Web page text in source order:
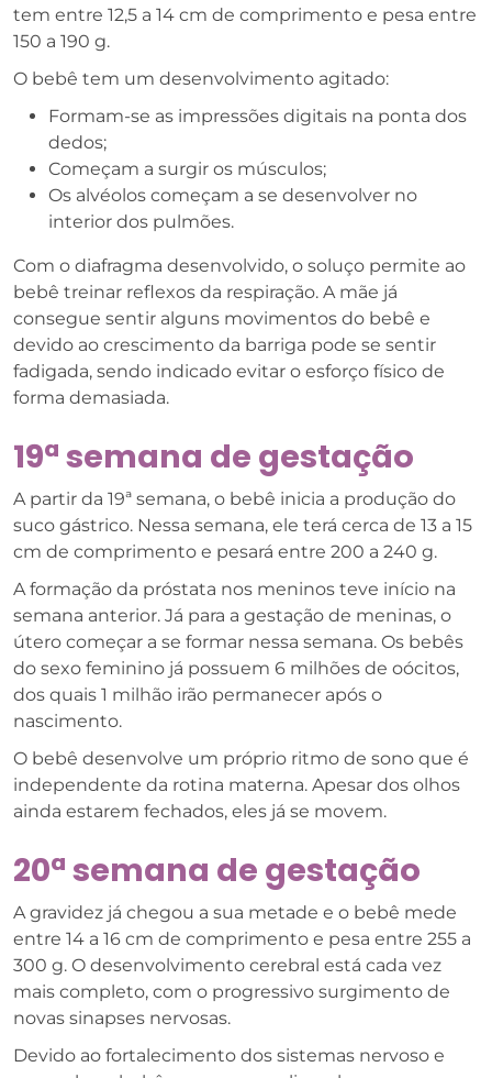
tem entre 12,5 a 14 cm de comprimento e pesa entre
150 a 190 g.
O bebê tem um desenvolvimento agitado:
Formam-se as impressões digitais na ponta dos
dedos;
Começam a surgir os músculos;
Os alvéolos começam a se desenvolver no
interior dos pulmões.
Com o diafragma desenvolvido, o soluço permite ao
bebê treinar reflexos da respiração. A mãe já
consegue sentir alguns movimentos do bebê e
devido ao crescimento da barriga pode se sentir
fadigada, sendo indicado evitar o esforço físico de
forma demasiada.
19ª semana de gestação
A partir da 19ª semana, o bebê inicia a produção do
suco gástrico. Nessa semana, ele terá cerca de 13 a 15
cm de comprimento e pesará entre 200 a 240 g.
A formação da próstata nos meninos teve início na
semana anterior. Já para a gestação de meninas, o
útero começar a se formar nessa semana. Os bebês
do sexo feminino já possuem 6 milhões de oócitos,
dos quais 1 milhão irão permanecer após o
nascimento.
O bebê desenvolve um próprio ritmo de sono que é
independente da rotina materna. Apesar dos olhos
ainda estarem fechados, eles já se movem.
20ª semana de gestação
A gravidez já chegou a sua metade e o bebê mede
entre 14 a 16 cm de comprimento e pesa entre 255 a
300 g. O desenvolvimento cerebral está cada vez
mais completo, com o progressivo surgimento de
novas sinapses nervosas.
Devido ao fortalecimento dos sistemas nervoso e